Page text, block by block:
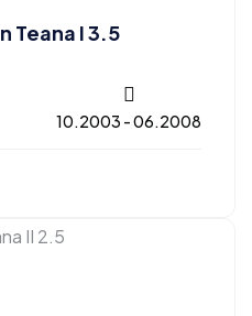
Teana I 3.5
10.2003 - 06.2008